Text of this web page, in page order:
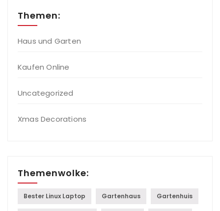
Themen:
Haus und Garten
Kaufen Online
Uncategorized
Xmas Decorations
Themenwolke:
Bester Linux Laptop Gartenhaus Gartenhuis